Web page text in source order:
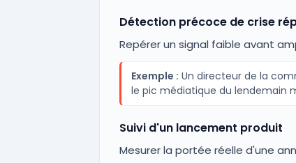
Détection précoce de crise
Repérer un signal faible avant
Exemple : Un directeur de la
le pic médiatique du lendemain
Suivi d'un lancement produit
Mesurer la portée réelle d'une